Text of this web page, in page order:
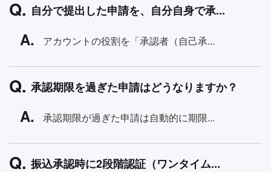
自分で提出した申請を、自分自身で承...
アカウントの役割を「承認者（自己承...
承認期限を過ぎた申請はどうなりますか？
承認期限が過ぎた申請は自動的に期限...
振込承認時に2段階認証（ワンタイム...